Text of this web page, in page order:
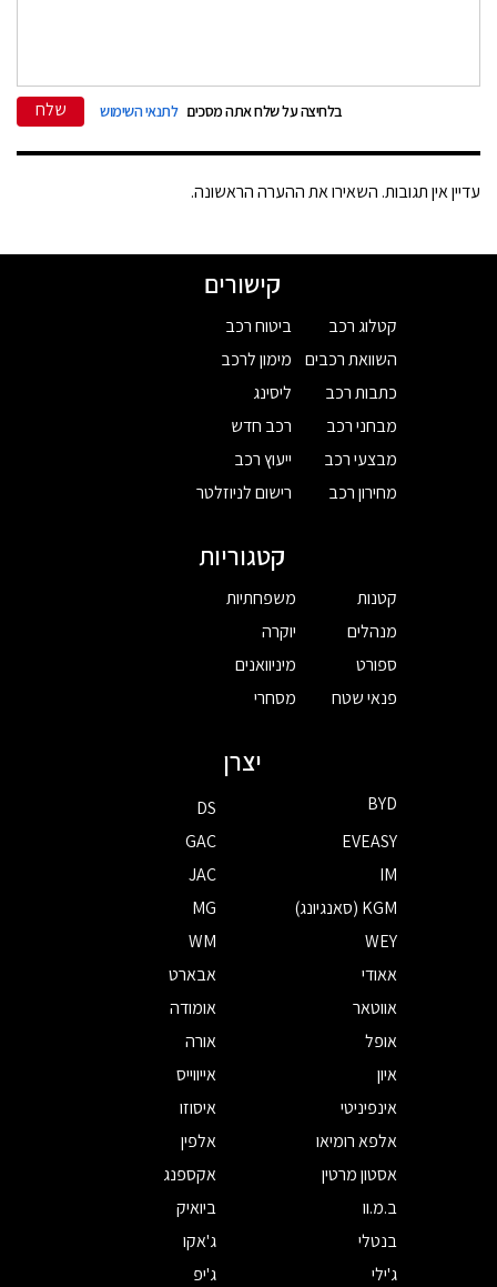
בלחיצה על שלח אתה מסכים לתנאי השימוש שלח
עדיין אין תגובות. השאירו את ההערה הראשונה.
קישורים
קטלוג רכב
השוואת רכבים
כתבות רכב
מבחני רכב
מבצעי רכב
מחירון רכב
ביטוח רכב
מימון לרכב
ליסינג
רכב חדש
ייעוץ רכב
רישום לניוזלטר
קטגוריות
קטנות
מנהלים
ספורט
פנאי שטח
משפחתיות
יוקרה
מיניוואנים
מסחרי
יצרן
BYD
DS
EVEASY
GAC
IM
JAC
KGM (סאנגיונג)
MG
WEY
WM
אאודי
אבארט
אווטאר
אומודה
אופל
אורה
איון
אייווייס
אינפיניטי
איסוזו
אלפא רומיאו
אלפין
אסטון מרטין
אקספנג
ב.מ.וו
ביואיק
בנטלי
ג'אקו
ג'ילי
ג'יפ